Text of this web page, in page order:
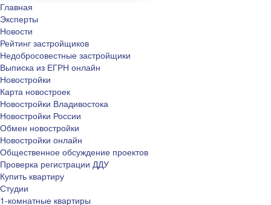
Главная
Эксперты
Новости
Рейтинг застройщиков
Недобросовестные застройщики
Выписка из ЕГРН онлайн
Новостройки
Карта новостроек
Новостройки Владивостока
Новостройки России
Обмен новостройки
Новостройки онлайн
Общественное обсуждение проектов
Проверка регистрации ДДУ
Купить квартиру
Студии
1-комнатные квартиры